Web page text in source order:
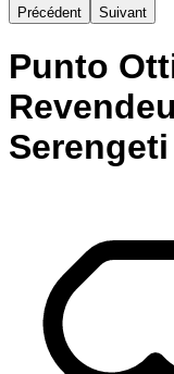
Précédent Suivant
Punto
Serengeti